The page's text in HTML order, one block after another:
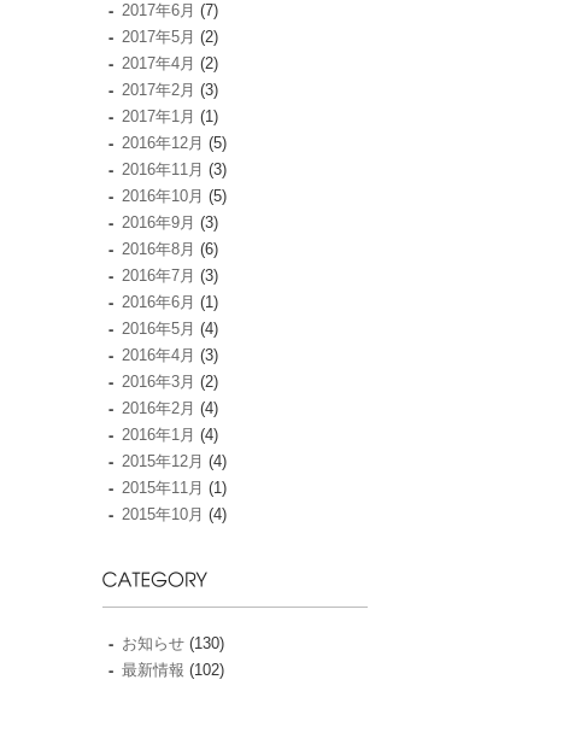
2017年6月 (7)
2017年5月 (2)
2017年4月 (2)
2017年2月 (3)
2017年1月 (1)
2016年12月 (5)
2016年11月 (3)
2016年10月 (5)
2016年9月 (3)
2016年8月 (6)
2016年7月 (3)
2016年6月 (1)
2016年5月 (4)
2016年4月 (3)
2016年3月 (2)
2016年2月 (4)
2016年1月 (4)
2015年12月 (4)
2015年11月 (1)
2015年10月 (4)
お知らせ (130)
最新情報 (102)